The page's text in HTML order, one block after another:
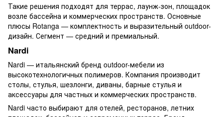
Такие решения подходят для террас, лаунж-зон, площадок
возле бассейна и коммерческих пространств. Основные
плюсы Rotanga — комплектность и выразительный outdoor-
дизайн. Сегмент — средний и премиальный.
Nardi
Nardi — итальянский бренд outdoor-мебели из
высокотехнологичных полимеров. Компания производит
столы, стулья, шезлонги, диваны, барные стулья и
аксессуары для частных и коммерческих пространств.
Nardi часто выбирают для отелей, ресторанов, летних